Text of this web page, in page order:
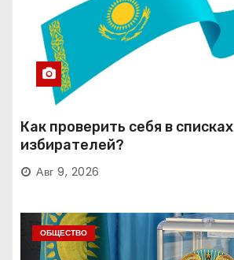
Как проверить себя в списках
избирателей?
Авг 9, 2026
ОБЩЕСТВО